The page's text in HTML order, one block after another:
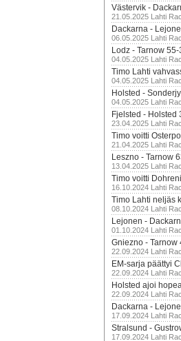
Västervik -
21.05.2025 Lahti
Dackarna -
06.05.2025 Lahti
Lodz - Tarnow 55-
04.05.2025 Lahti
Timo Lahti
04.05.2025 Lahti
Holsted -
04.05.2025 Lahti
Fjelsted - Holsted
23.04.2025 Lahti
Timo voitti
21.04.2025 Lahti
Leszno - Tarnow
13.04.2025 Lahti
Timo voitti
16.10.2024 Lahti
Timo Lahti neljäs
08.10.2024 Lahti
Lejonen -
01.10.2024 Lahti
Gniezno - Tarnow
22.09.2024 Lahti
EM-sarja päättyi
22.09.2024 Lahti
Holsted ajoi
22.09.2024 Lahti
Dackarna -
17.09.2024 Lahti
Stralsund -
17.09.2024 Lahti